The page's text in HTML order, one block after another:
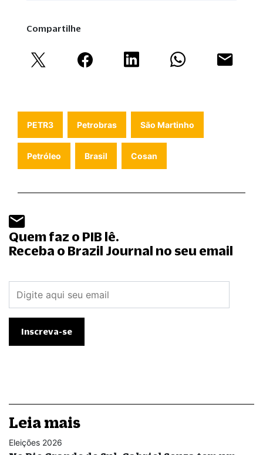
Compartilhe
PETR3 Petrobras São Martinho
Petróleo Brasil Cosan
Quem faz o PIB lê.
Receba o Brazil Journal no seu email
Leia mais
Eleições 2026